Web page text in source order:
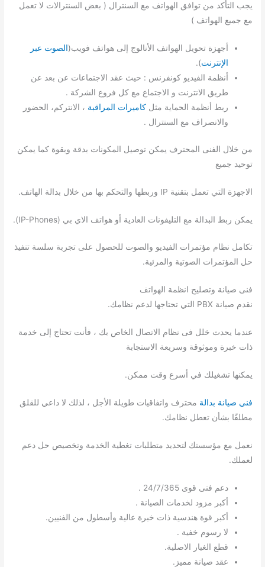
يجب التأكد من توافق الهواتف مع السنترال ( بعض السنترالات لا تعمل
مع جميع الهواتف )
أجهزة تحويل الهواتف الأنالوج إلى هواتف فويب(الصوت عبر
الإنترنت).
أنظمة الفيديو كونفرنس : حيث عقد الاجتماعات عن بعد عن
طريق الانترنت و الاجتماع مع كل فروع الشركة .
ربط أنظمة الحماية مثلكاميرات المراقبة ، الانتركم، الحضور
والانصراف مع السنترال .
من خلال الفنى المحترف يمكن توصيل المكونات بدقة وبقوة كما يمكن
توحيد جميع
الاجهزة التي تعمل بتقنية IP وربطها والتحكم بها من خلال بدالة الهاتف.
يمكن ربط البدالة مع التليفونات العادية أو هواتف الاي بي (IP-Phones).
تكامل نظام مؤتمرات الفيديو والصوت للحصول على تجربة سلسة تنفيذ
حل المؤتمرات الصوتية والمرئية.
فنى صيانة وتصليح انظمة الهواتف
نقدم صيانة PBX التي تحتاجها لدعم نظامك.
عندما يحدث خلل فى نظام الاتصال الخاص بك ، فأنت تحتاج إلى خدمة
ذات خبرة وموثوقة وسريعة الاستجابة
يمكنها تشغيلك في أسرع وقت ممكن.
فني صيانة بدالة محترف واتفاقيات طويلة الأجل ، لذلك لا داعي للقلق
مطلقًا بشأن تعطل نظامك.
نعمل مع مؤسستك لتحديد متطلبات تغطية الخدمة وتخصيص حل دعم
لعملك.
دعم فنى قوى 24/7/365 .
أكبر مزود لخدمات الصيانة .
أكبر قوة هندسية ذات خبرة عالية وأسطول من الفنيين.
لا رسوم خفية .
قطع الغيار الاصلية.
عقد صيانة مميز.